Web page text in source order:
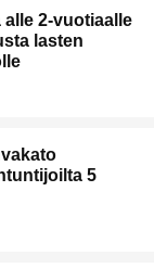
alle 2-vuotiaalle
lasten
5